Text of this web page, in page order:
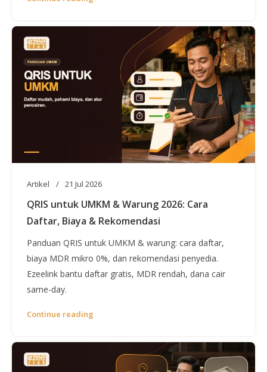
Artikel 21 Jul 2026
QRIS untuk UMKM & Warung 2026: Cara
Daftar, Biaya & Rekomendasi
Panduan QRIS untuk UMKM & warung: cara daftar,
biaya MDR mikro 0%, dan rekomendasi penyedia.
Ezeelink bantu daftar gratis, MDR rendah, dana cair
same-day.
Continue reading